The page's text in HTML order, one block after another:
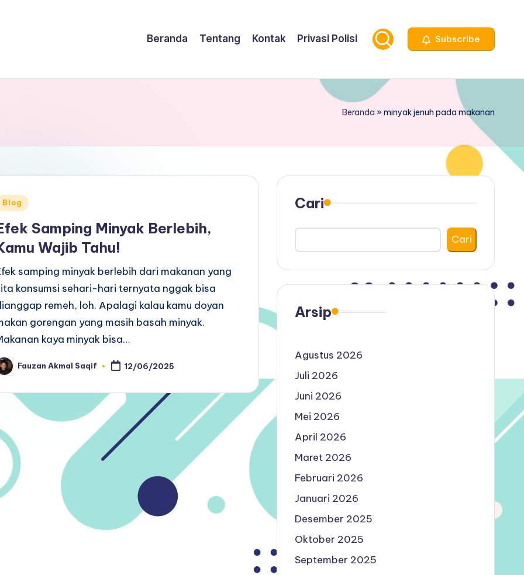
Beranda Tentang Kontak Privasi Polisi Subscribe
Beranda »minyak jenuh pada makanan
Blog
Samping Minyak Berlebih,
Wajib Tahu!
samping minyak berlebih dari makanan yang
konsumsi sehari-hari ternyata nggak bisa
remeh, loh. Apalagi kalau kamu doyan
gorengan yang masih basah minyak.
kaya minyak bisa…
Fauzan Akmal Saqif 12/06/2025
Cari
Cari
Arsip
Agustus 2026
Juli 2026
Juni 2026
Mei 2026
April 2026
Maret 2026
Februari 2026
Januari 2026
Desember 2025
Oktober 2025
September 2025